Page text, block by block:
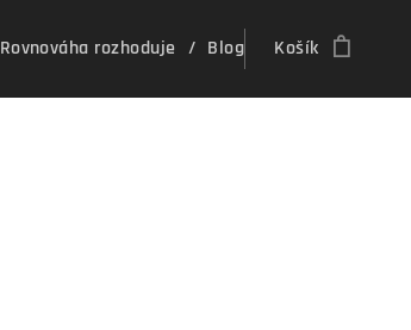
Rovnováha rozhoduje Blog Košík